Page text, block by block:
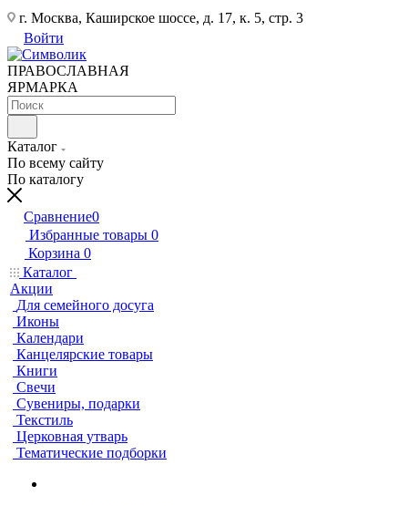
г. Москва, Каширское шоссе, д. 17, к. 5, стр. 3
Войти
ПРАВОСЛАВНАЯ
ЯРМАРКА
Каталог
По всему сайту
По каталогу
Сравнение0
Избранные товары 0
Корзина 0
Каталог
Акции
Для семейного досуга
Иконы
Календари
Канцелярские товары
Книги
Свечи
Сувениры, подарки
Текстиль
Церковная утварь
Тематические подборки